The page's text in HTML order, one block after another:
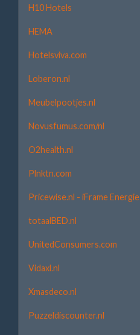
H10 Hotels
HEMA
Hotelsviva.com
Loberon.nl
Meubelpootjes.nl
Novusfumus.com/nl
O2health.nl
Plnktn.com
Pricewise.nl - iFrame Energie
totaalBED.nl
UnitedConsumers.com
Vidaxl.nl
Xmasdeco.nl
Puzzeldiscounter.nl